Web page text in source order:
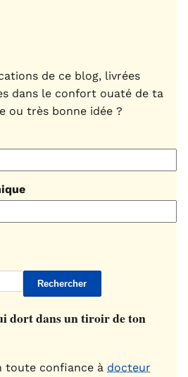
de ce blog, livrées
dans le confort ouaté de ta
ou très bonne idée ?
dort dans un tiroir de ton
toute confiance à docteur